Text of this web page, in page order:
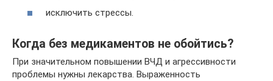
исключить стрессы.
Когда без медикаментов не обойтись?
При значительном повышении ВЧД и агрессивности
проблемы нужны лекарства. Выраженность